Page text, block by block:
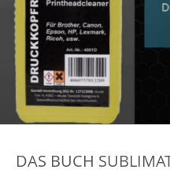
DAS BUCH